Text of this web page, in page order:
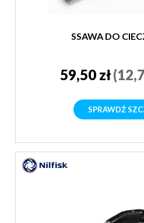
SSAWA DO
59,50 zł
SPRAWDŹ